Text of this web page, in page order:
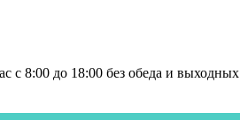
с 8:00 до 18:00 без обеда и выходных